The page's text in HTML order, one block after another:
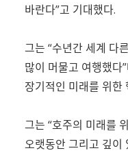
바란다”고 기대했다.
그는 “수년간 세계 다
많이 머물고 여행했다
장기적인 미래를 위한
그는 “호주의 미래를
오랫동안 그리고 깊이